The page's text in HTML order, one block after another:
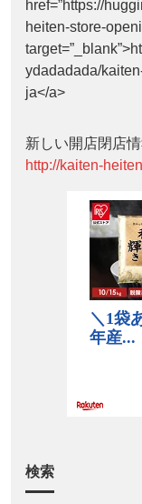
href=”https://
heiten-store-
ydadadada/
ja</a>
新しい開店閉店
http://kaiten-
検索